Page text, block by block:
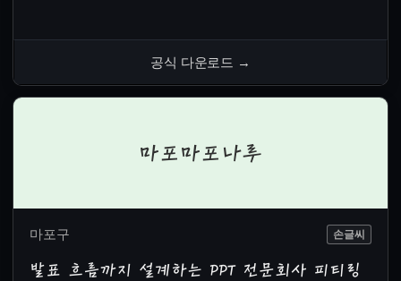
공식 다운로드 →
마포마포나루
마포구 손글씨
발표 흐름까지 설계하는 PPT 전문회사 피티링